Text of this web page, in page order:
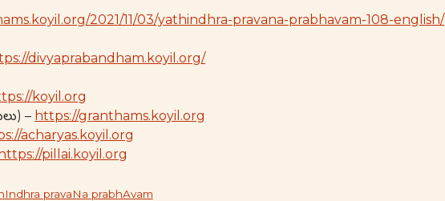
2021/11/03/yathindhra-pravana-prabhavam-108-english/
divyaprabandham.koyil.org/
koyil.org
– https://granthams.koyil.org
acharyas.koyil.org
https://pillai.koyil.org
pravaNa prabhAvam